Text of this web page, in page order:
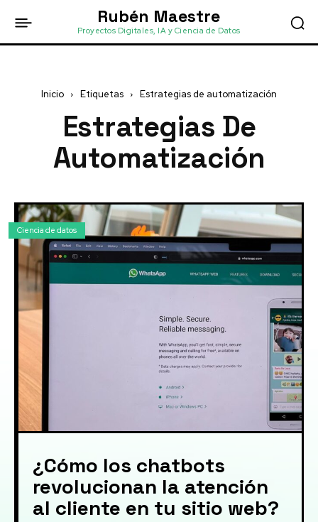
Rubén Maestre
Proyectos Digitales, IA y Ciencia de Datos
Inicio Etiquetas Estrategias de automatización
Estrategias De
Automatización
Ciencia de datos
¿Cómo los chatbots
revolucionan la atención
al cliente en tu sitio web?